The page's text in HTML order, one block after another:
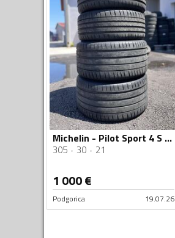
Michelin - Pilot Sport 4 S - Ljetnja guma
305 30 21
1 000€
Podgorica 19.07.26